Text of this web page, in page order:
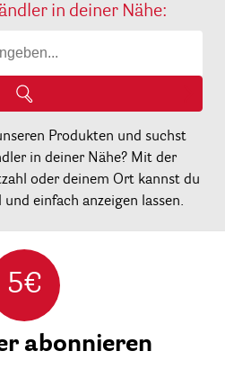
in deiner Nähe:
Produkten und suchst
in deiner Nähe? Mit der
oder deinem Ort kannst du
einfach anzeigen lassen.
5€
abonnieren